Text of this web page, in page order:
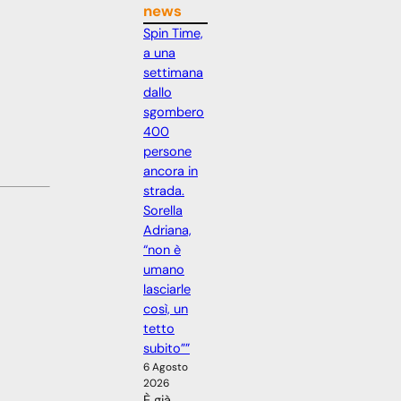
news
Spin Time,
a una
settimana
dallo
sgombero
400
persone
ancora in
strada.
Sorella
Adriana,
“non è
umano
lasciarle
così, un
tetto
subito””
6 Agosto
2026